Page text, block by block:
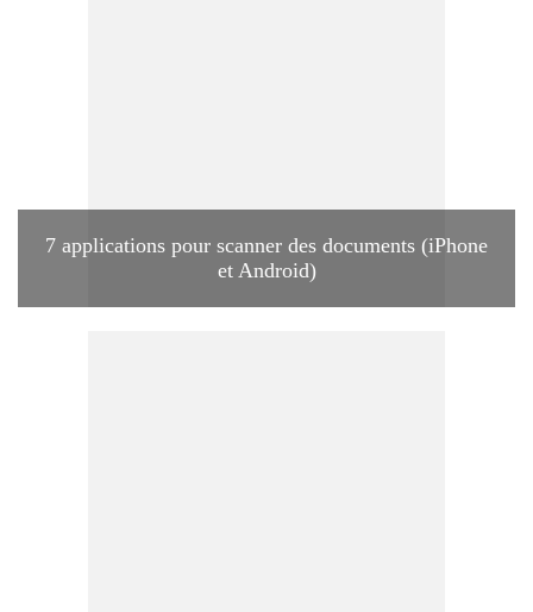
7 applications pour scanner des documents (iPhone
et Android)